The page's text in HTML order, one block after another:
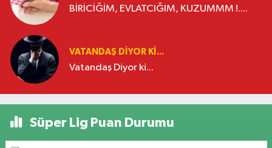
BİRİCİĞİM, EVLATCIĞIM, KUZUMMM !....
VATANDAŞ DIYOR KI...
Vatandaş Diyor ki...
Süper Lig Puan Durumu